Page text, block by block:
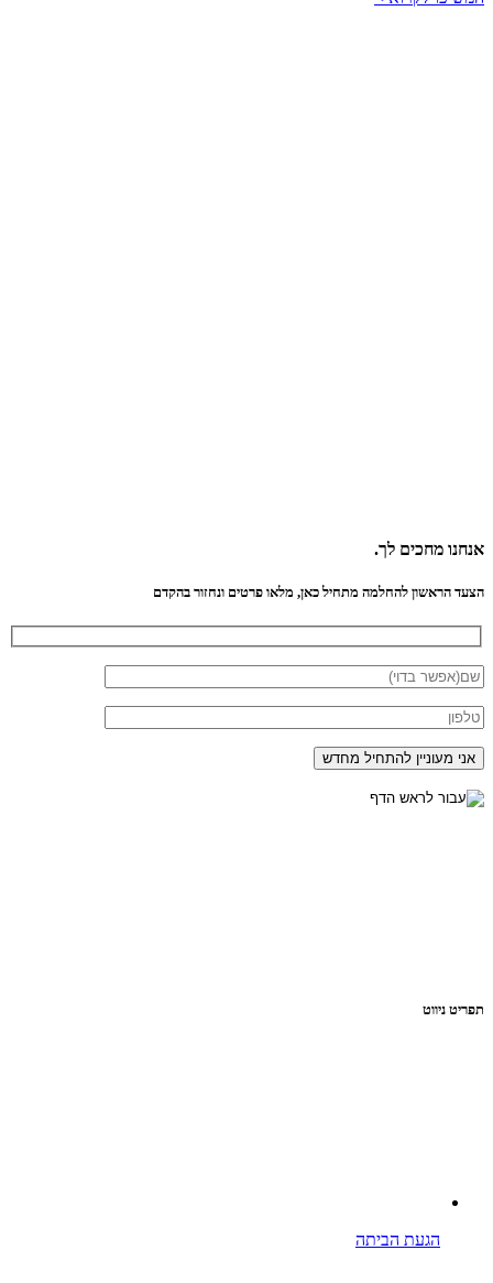
אנחנו מחכים לך.
הצעד הראשון להחלמה מתחיל כאן, מלאו פרטים ונחזור בהקדם
תפריט ניווט
הגעת הביתה